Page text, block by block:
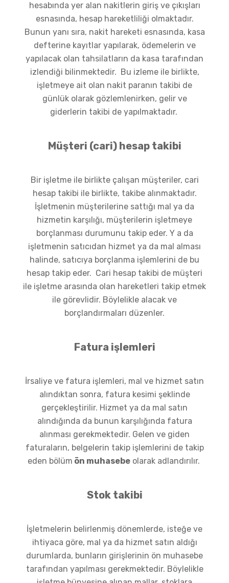
hesabında yer alan nakitlerin giriş ve çıkışları
esnasında, hesap hareketliliği olmaktadır.
Bunun yanı sıra, nakit hareketi esnasında, kasa
defterine kayıtlar yapılarak, ödemelerin ve
yapılacak olan tahsilatların da kasa tarafından
izlendiği bilinmektedir. Bu izleme ile birlikte,
işletmeye ait olan nakit paranın takibi de
günlük olarak gözlemlenirken, gelir ve
giderlerin takibi de yapılmaktadır.
Müşteri (cari) hesap takibi
Bir işletme ile birlikte çalışan müşteriler, cari
hesap takibi ile birlikte, takibe alınmaktadır.
İşletmenin müşterilerine sattığı mal ya da
hizmetin karşılığı, müşterilerin işletmeye
borçlanması durumunu takip eder. Y a da
işletmenin satıcıdan hizmet ya da mal alması
halinde, satıcıya borçlanma işlemlerini de bu
hesap takip eder. Cari hesap takibi de müşteri
ile işletme arasında olan hareketleri takip etmek
ile görevlidir. Böylelikle alacak ve
borçlandırmaları düzenler.
Fatura işlemleri
İrsaliye ve fatura işlemleri, mal ve hizmet satın
alındıktan sonra, fatura kesimi şeklinde
gerçekleştirilir. Hizmet ya da mal satın
alındığında da bunun karşılığında fatura
alınması gerekmektedir. Gelen ve giden
faturaların, belgelerin takip işlemlerini de takip
eden bölüm ön muhasebeolarak adlandırılır.
Stok takibi
İşletmelerin belirlenmiş dönemlerde, isteğe ve
ihtiyaca göre, mal ya da hizmet satın aldığı
durumlarda, bunların girişlerinin ön muhasebe
tarafından yapılması gerekmektedir. Böylelikle